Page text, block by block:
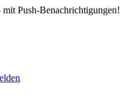
Push-Benachrichtigungen!